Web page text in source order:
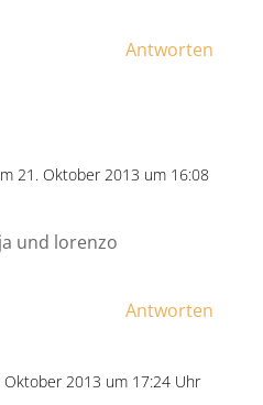
Antworten
21. Oktober 2013 um 16:08
und lorenzo
Antworten
Oktober 2013 um 17:24 Uhr